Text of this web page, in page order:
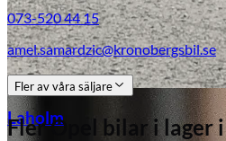
Laholm
073-520 44 15
amel.samardzic@kronobergsbil.se
Fler av våra säljare
FlerOpel bilar i lageri